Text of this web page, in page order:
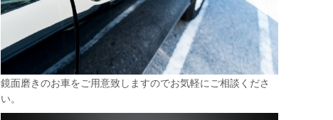
鏡面磨きのお車をご用意致しますのでお気軽にご相談くださ
い。